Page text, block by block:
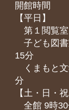
開館時間
【平日】
第１閲覧室
子ども
15分
くまもと
分
【土・日・祝
全館 9時30